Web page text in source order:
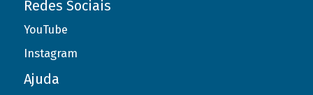
Redes Sociais
YouTube
Instagram
Ajuda